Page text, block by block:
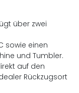
über zwei
sowie einen
und Tumbler.
auf den
Rückzugsort